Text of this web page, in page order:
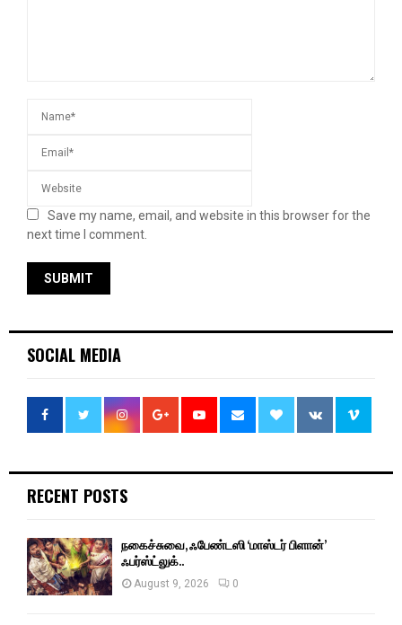
Save my name, email, and website in this browser for the
next time I comment.
SOCIAL MEDIA
RECENT POSTS
நகைச்சுவை, ஃபேண்டஸி ‘மாஸ்டர் பிளான்’
ஃபர்ஸ்ட்லுக்..
August 9, 2026 0